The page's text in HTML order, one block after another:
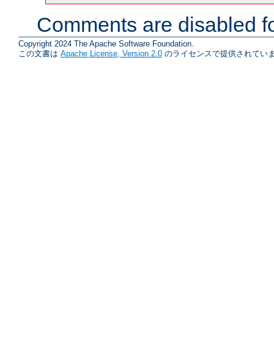
Comments are disabled
Copyright 2024 The Apache Software Foundation.
この文書は Apache License, Version 2.0 のライセンスで提供されてい